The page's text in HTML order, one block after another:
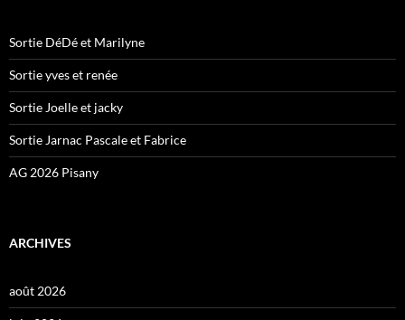
Sortie DéDé et Marilyne
Sortie yves et renée
Sortie Joelle et jacky
Sortie Jarnac Pascale et Fabrice
AG 2026 Pisany
ARCHIVES
août 2026